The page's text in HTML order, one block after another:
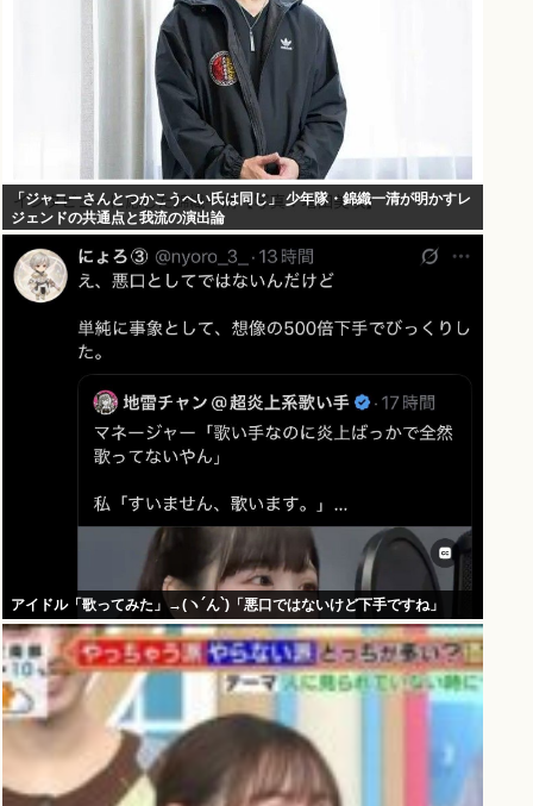
「ジャニーさんとつかこうへい氏は同じ」 少年隊・錦織一清が明かすレ
ジェンドの共通点と我流の演出論
アイドル「歌ってみた」→(ヽ´ん`)「悪口ではないけど下手ですね」